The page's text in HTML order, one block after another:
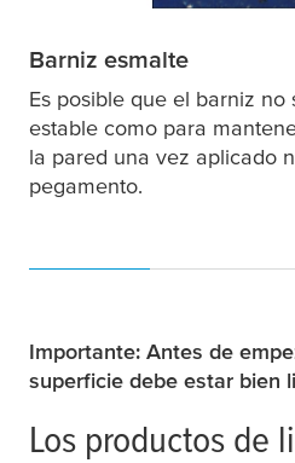
Barniz esmalte
Es posible que el barniz no
estable como para
la pared una vez aplicado
pegamento.
Importante: Antes de
superficie debe estar bien
Los productos de